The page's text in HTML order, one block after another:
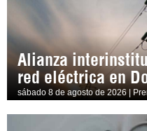
Alianza
red eléctrica en
sábado 8 de agosto de 2026 |